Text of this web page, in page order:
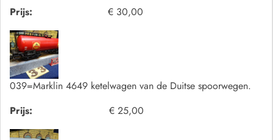
Prijs:
€ 30,00
039=Marklin 4649 ketelwagen van de Duitse spoorwegen.
Prijs:
€ 25,00